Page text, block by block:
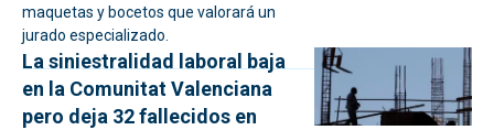
maquetas y bocetos que valorará un
jurado especializado.
La siniestralidad laboral baja
en la Comunitat Valenciana
pero deja 32 fallecidos en